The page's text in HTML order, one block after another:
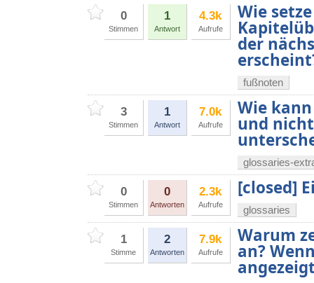
0
Stimmen
1
Antwort
4.3k
Aufrufe
Wie
der
fußnoten
3
Stimmen
1
Antwort
7.0k
Aufrufe
Wie
und
glossaries-
0
Stimmen
0
Antworten
2.3k
Aufrufe
[closed]
glossaries
1
Stimme
2
Antworten
7.9k
Aufrufe
Warum
an?